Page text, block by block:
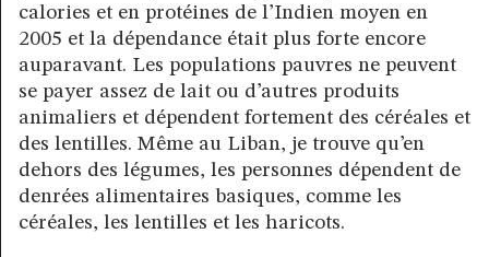
calories et en protéines de l’Indien moyen en
2005 et la dépendance était plus forte encore
auparavant. Les populations pauvres ne peuvent
se payer assez de lait ou d’autres produits
animaliers et dépendent fortement des céréales et
des lentilles. Même au Liban, je trouve qu’en
dehors des légumes, les personnes dépendent de
denrées alimentaires basiques, comme les
céréales, les lentilles et les haricots.